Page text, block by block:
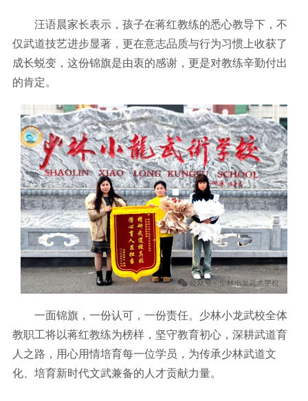
汪语晨家长表示，孩子在蒋红教练的悉心教导下，不
仅武道技艺进步显著，更在意志品质与行为习惯上收获了
成长蜕变，这份锦旗是由衷的感谢，更是对教练辛勤付出
的肯定。
一面锦旗，一份认可，一份责任。少林小龙武校全体
教职工将以蒋红教练为榜样，坚守教育初心，深耕武道育
人之路，用心用情培育每一位学员，为传承少林武道文
化、培育新时代文武兼备的人才贡献力量。